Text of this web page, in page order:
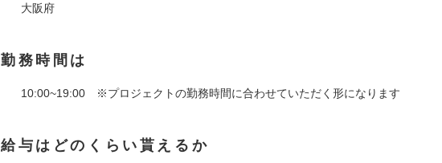
大阪府
勤務時間は
10:00~19:00 ※プロジェクトの勤務時間に合わせていただく形になります
給与はどのくらい貰えるか